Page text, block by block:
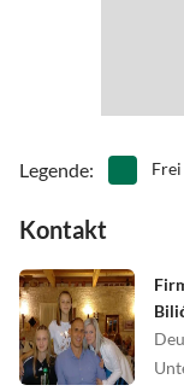
Legende: Frei
Kontakt